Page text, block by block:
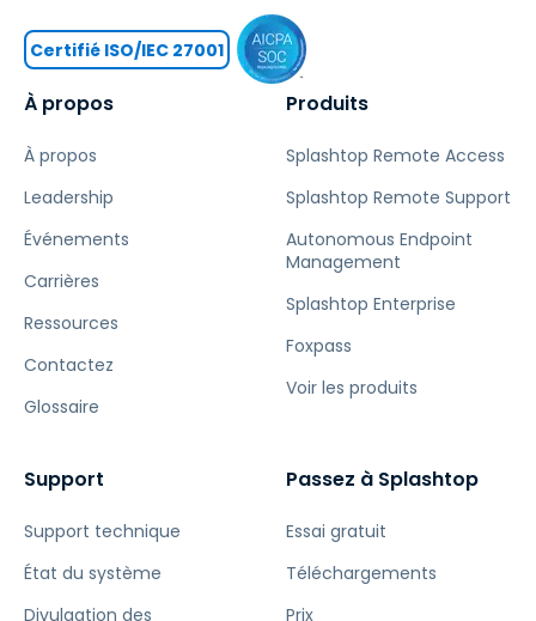
À propos
À propos
Leadership
Événements
Carrières
Ressources
Contactez
Glossaire
Produits
Splashtop Remote Access
Splashtop Remote Support
Autonomous Endpoint
Management
Splashtop Enterprise
Foxpass
Voir les produits
Support
Support technique
État du système
Divulgation des
Passez à Splashtop
Essai gratuit
Téléchargements
Prix
Certifié ISO/IEC 27001